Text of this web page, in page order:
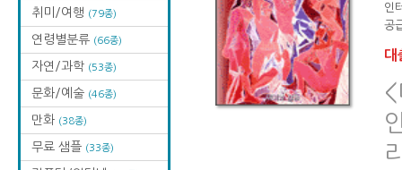
취미/여행 (79종)
연령별분류 (66종)
자연/과학 (53종)
문화/예술 (46종)
만화 (38종)
무료 샘플 (33종)
인
공
대